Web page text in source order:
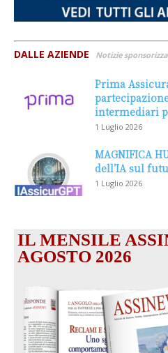
DALLE AZIENDE Notizie
Prima
intermediari
1 Luglio 2026
MAGNIFICA
dell’IA sul
1 Luglio 2026
IL MENSILE
AGOSTO 2026